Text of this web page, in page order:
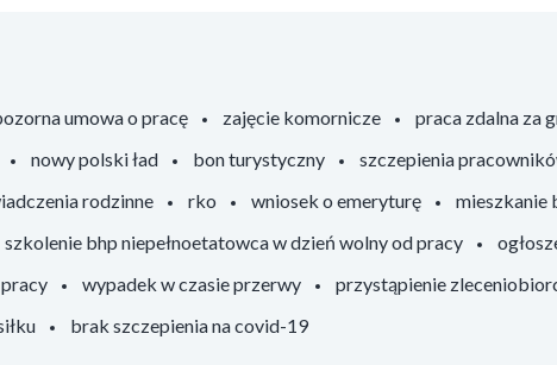
umowa o pracę zajęcie komornicze praca zdalna za
nowy polski ład bon turystyczny szczepienia
rodzinne rko wniosek o emeryturę mieszkanie
szkolenie bhp niepełnoetatowca w dzień wolny od pracy
wypadek w czasie przerwy przystąpienie
brak szczepienia na covid-19